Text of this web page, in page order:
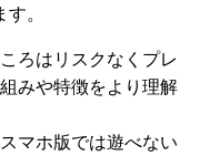
。
ろはリスクなくプレ
みや特徴をより理解
マホ版では遊べない